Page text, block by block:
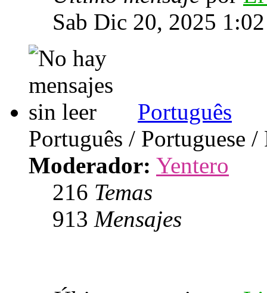
Sab Dic 20, 2025
Português
Português / Portuguese /
Moderador: Yentero
216 Temas
913 Mensajes